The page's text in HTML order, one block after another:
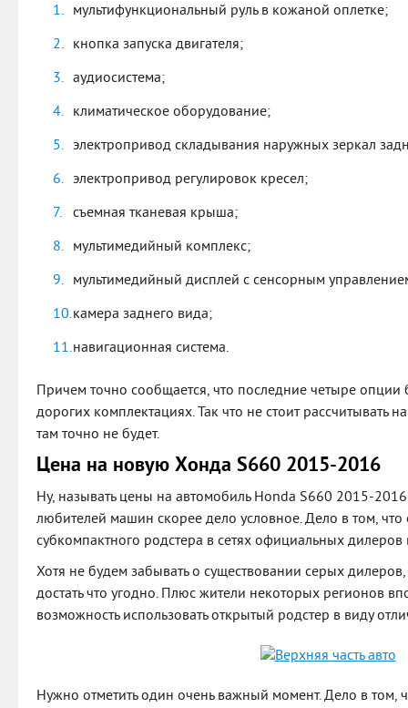
мультифункциональный руль в кожаной оплетке;
кнопка запуска двигателя;
аудиосистема;
климатическое оборудование;
электропривод складывания наружных зеркал
электропривод регулировок кресел;
съемная тканевая крыша;
мультимедийный комплекс;
мультимедийный дисплей с сенсорным
камера заднего вида;
навигационная система.
Причем точно сообщается, что последние четыре опции
дорогих комплектациях. Так что не стоит рассчитывать
там точно не будет.
Цена на новую Хонда S660 2015-2016
Ну, называть цены на автомобиль Honda S660 2015-
любителей машин скорее дело условное. Дело в том, что
субкомпактного родстера в сетях официальных дилеров
Хотя не будем забывать о существовании серых
достать что угодно. Плюс жители некоторых регионов
возможность использовать открытый родстер в виду
Нужно отметить один очень важный момент. Дело в том,